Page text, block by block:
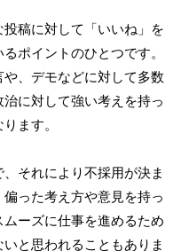
稿に対して「いいね」を
ポイントのひとつです。
、デモなどに対して多数
に対して強い考えを持っ
ます。
それにより不採用が決ま
った考え方や意見を持っ
ーズに仕事を進めるため
と思われることもありま